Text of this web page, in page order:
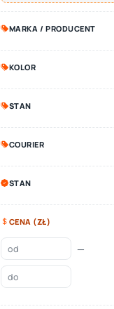
MARKA / PRODUCENT
KOLOR
STAN
COURIER
STAN
CENA (ZŁ)
—